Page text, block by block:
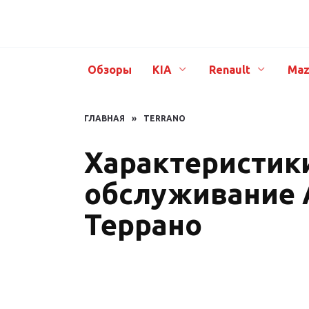
Обзоры KIA Renault
ГЛАВНАЯ » TERRANO
обслуживание
Террано